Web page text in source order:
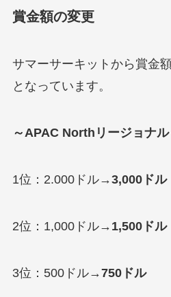
賞金額の変更
サマーサーキットから賞金
となっています。
～APAC Northリージョナル
1位：2.000ドル→3,000ドル
2位：1,000ドル→ 1,500ドル
3位：500ドル→750ドル